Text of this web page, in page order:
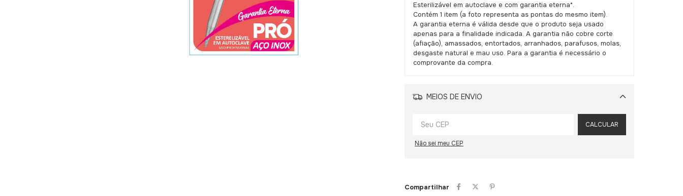
Esterilizável em autoclave e com garantia eterna*.
Contém 1 item (a foto representa as pontas do mesmo item).
A garantia eterna é válida desde que o produto seja usado
apenas para a finalidade indicada. A garantia não cobre corte
(afiação), amassados, entortados, arranhados, parafusos, molas,
desgaste natural e mau uso. Para a garantia é necessário o
comprovante da compra.
MEIOS DE ENVIO
Alterar CEP
CALCULAR
Não sei meu CEP
Compartilhar